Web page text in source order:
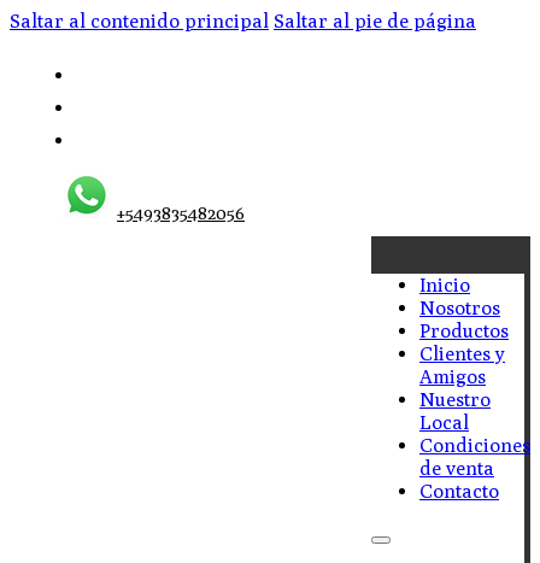
Saltar al contenido principal Saltar al pie de página
+5493835482056
Inicio
Nosotros
Productos
Clientes y
Amigos
Nuestro
Local
Condiciones
de venta
Contacto